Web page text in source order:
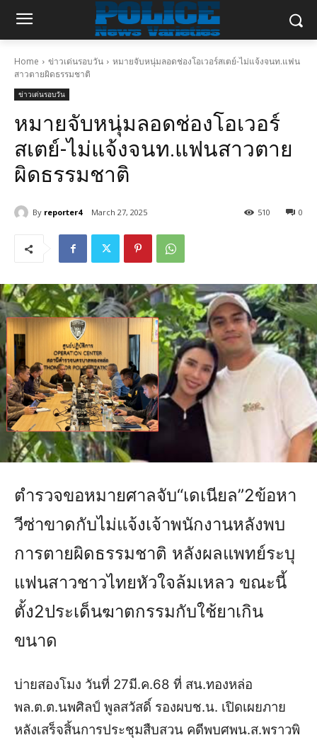
Home ข่าวเด่นรอบวัน
หมายจับหนุ่มลอดช่องโอเวอร์สเตย์-ไม่แจ้งจนท.แฟน
สาวตายผิดธรรมชาติ
ข่าวเด่นรอบวัน
หมายจับหนุ่มลอดช่องโอเวอร์
สเตย์-ไม่แจ้งจนท.แฟนสาวตาย
ผิดธรรมชาติ
By reporter4 March 27, 2025 0
510
ตำรวจขอหมายศาลจับ“เดเนียล”2ข้อหา
วีซ่าขาดกับไม่แจ้งเจ้าพนักงานหลังพบ
การตายผิดธรรมชาติ หลังผลแพทย์ระบุ
แฟนสาวชาวไทยหัวใจล้มเหลว ขณะนี้
ตั้ง2ประเด็นฆาตกรรมกับใช้ยาเกิน
ขนาด
บ่ายสองโมง วันที่ 27มี.ค.68 ที่ สน.ทองหล่อ
พล.ต.ต.นพศิลป์ พูลสวัสดิ์ รองผบช.น. เปิดเผยภาย
หลังเสร็จสิ้นการประชุมสืบสวน คดีพบศพน.ส.พราวพิ